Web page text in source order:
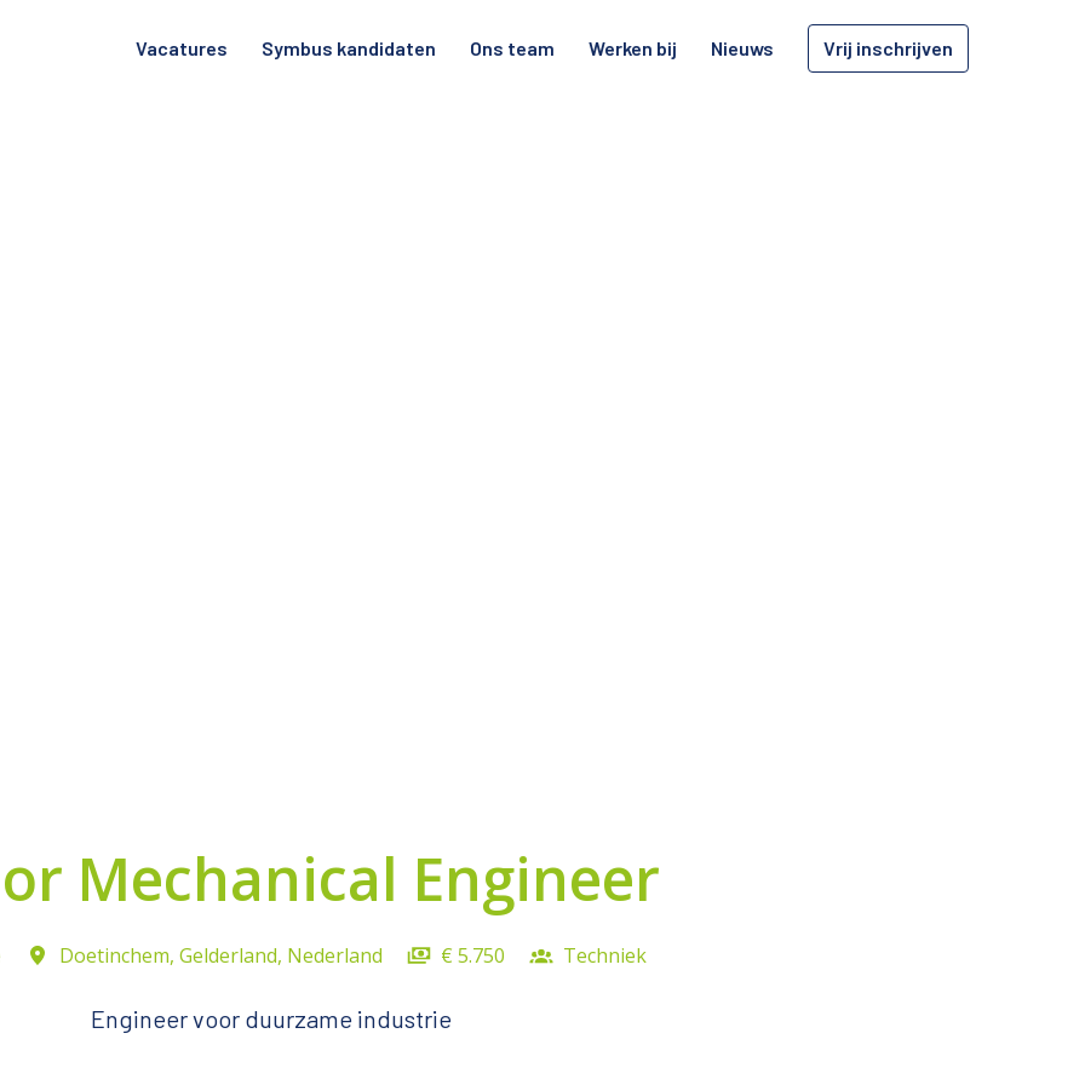
Vacatures Symbus kandidaten Ons team Werken bij Nieuws Vrij inschrijven
Mechanical Engineer
Doetinchem, Gelderland, Nederland € 5.750 Techniek
Engineer voor duurzame industrie